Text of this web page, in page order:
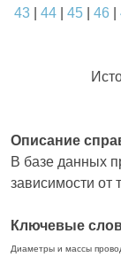
43 44 45 46
Описание
В базе данных
зависимости от
Ключевые
Диаметры и массы